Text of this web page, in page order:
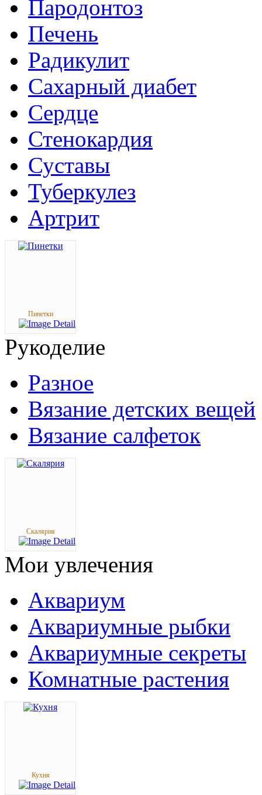
Пародонтоз
Печень
Радикулит
Сахарный диабет
Сердце
Стенокардия
Суставы
Туберкулез
Артрит
Пинетки
Рукоделие
Разное
Вязание детских вещей
Вязание салфеток
Скалярия
Мои увлечения
Аквариум
Аквариумные рыбки
Аквариумные секреты
Комнатные растения
Кухня